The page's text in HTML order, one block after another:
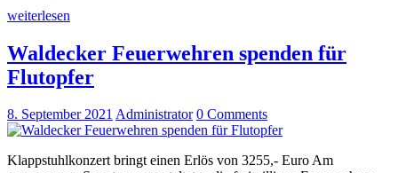
weiterlesen
Waldecker Feuerwehren spenden für
Flutopfer
8. September 2021 Administrator 0 Comments
Klappstuhlkonzert bringt einen Erlös von 3255,- Euro Am